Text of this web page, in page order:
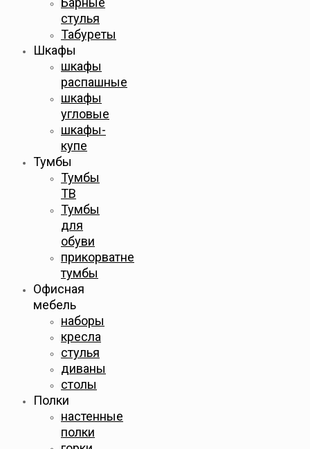
стулья
Табуреты
Шкафы
шкафы
распашные
шкафы
угловые
шкафы-
купе
Тумбы
Тумбы
ТВ
Тумбы
для
обуви
прикорватне
тумбы
Офисная
мебель
наборы
кресла
стулья
диваны
столы
Полки
настенные
полки